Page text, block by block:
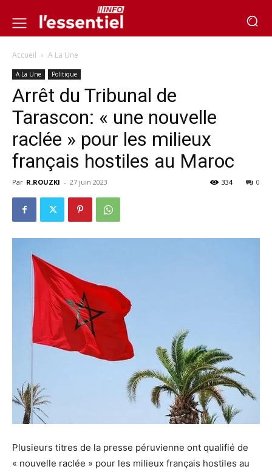
Accueil A La Une
A La Une Politique
Arrêt du Tribunal de
Tarascon: « une nouvelle
raclée » pour les milieux
français hostiles au Maroc
Par R.ROUZKI - 27 juin 2023 0
334
Plusieurs titres de la presse péruvienne ont qualifié de
« nouvelle raclée » pour les milieux français hostiles au